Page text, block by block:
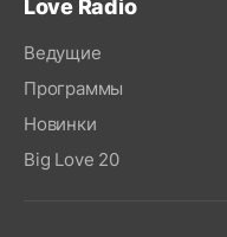
Love Radio
Ведущие
Программы
Новинки
Big Love 20